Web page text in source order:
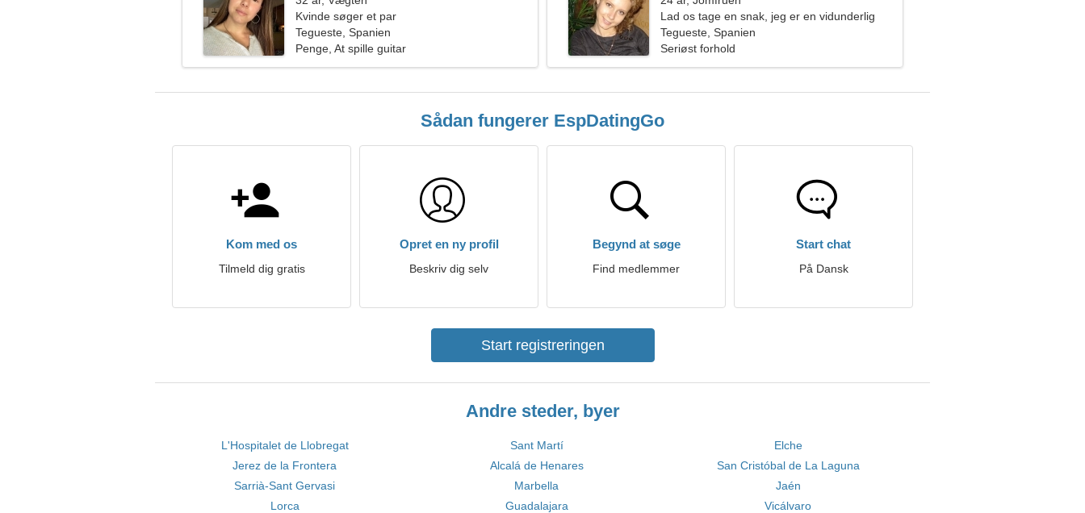
Kvinde søger et par
Tegueste, Spanien
Penge, At spille guitar
Lad os tage en snak, jeg er en vidunderlig
kvinde
Tegueste, Spanien
Seriøst forhold
Sådan fungerer EspDatingGo
Kom med os
Tilmeld dig gratis
Opret en ny profil
Beskriv dig selv
Begynd at søge
Find medlemmer
Start chat
På Dansk
Start registreringen
Andre steder, byer
L'Hospitalet de Llobregat Sant Martí
Elche
Jerez de la Frontera
Alcalá de Henares
San Cristóbal de La Laguna
Sarrià-Sant Gervasi
Marbella
Jaén
Lorca
Guadalajara Vicálvaro